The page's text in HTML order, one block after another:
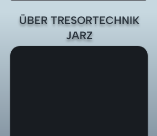
ÜBER TRESORTECHNIK
JARZ